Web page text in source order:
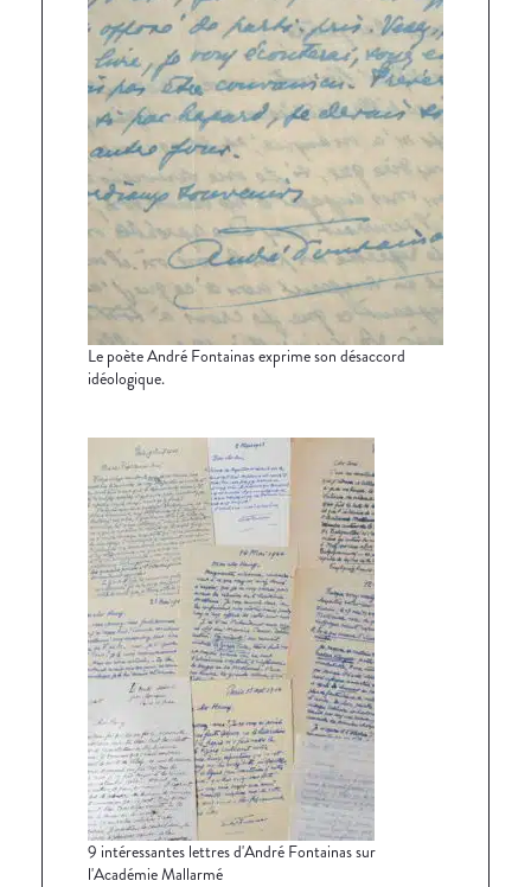
Le poète André Fontainas exprime son désaccord
idéologique.
9 intéressantes lettres d'André Fontainas sur
l'Académie Mallarmé